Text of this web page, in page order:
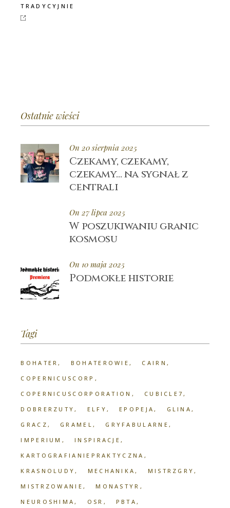
TRADYCYJNIE
Ostatnie wieści
On 20 sierpnia 2025
Czekamy, czekamy,
czekamy… na sygnał z
centrali
On 27 lipca 2025
W poszukiwaniu granic
kosmosu
On 10 maja 2025
Podmokłe historie
Tagi
BOHATER BOHATEROWIE
CAIRN
COPERNICUSCORP
COPERNICUSCORPORATION
CUBICLE7
DOBRERZUTY
ELFY EPOPEJA
GLINA
GRACZ
GRAMEL
GRYFABULARNE
IMPERIUM
INSPIRACJE
KARTOGRAFIANIEPRAKTYCZNA
KRASNOLUDY
MECHANIKA
MISTRZGRY
MISTRZOWANIE
MONASTYR
NEUROSHIMA
OSR PBTA